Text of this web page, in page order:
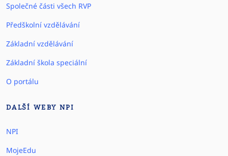
Společné části všech RVP
Předškolní vzdělávání
Základní vzdělávání
Základní škola speciální
O portálu
DALŠÍ WEBY NPI
NPI
MojeEdu